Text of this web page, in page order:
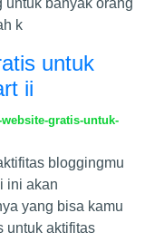
untuk banyak orang
k
untuk
ii
gratis-untuk-
bloggingmu
ini akan
yang bisa kamu
untuk aktifitas